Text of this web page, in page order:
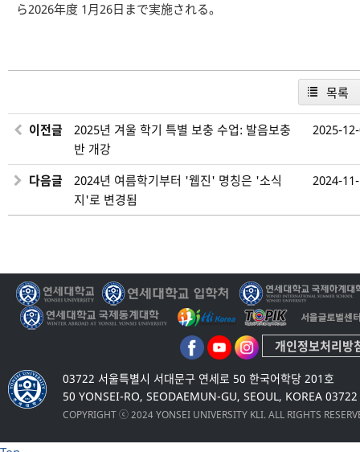
ら2026年度 1月26日まで実施される。
목록
이전글
2025년 겨울 학기 특별 보충 수업: 발음보충
반 개강
2025-
다음글
2024년 여름학기부터 '웹진' 명칭은 '소식
지'로 변경됨
2024-
03722 서울특별시 서대문구 연세로 50 한국어학당 201호
50 YONSEI-RO, SEODAEMUN-GU, SEOUL, KOREA 03722
COPYRIGHT ⓒ 2024 YONSEI UNIVERSITY KLI. ALL RIGHTS
개인정보처리방